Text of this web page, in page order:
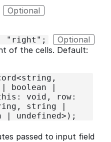
Optional
"right";
Optional
of the cells. Default:
boolean |
void, row:
string |
| undefined>);
passed to input field